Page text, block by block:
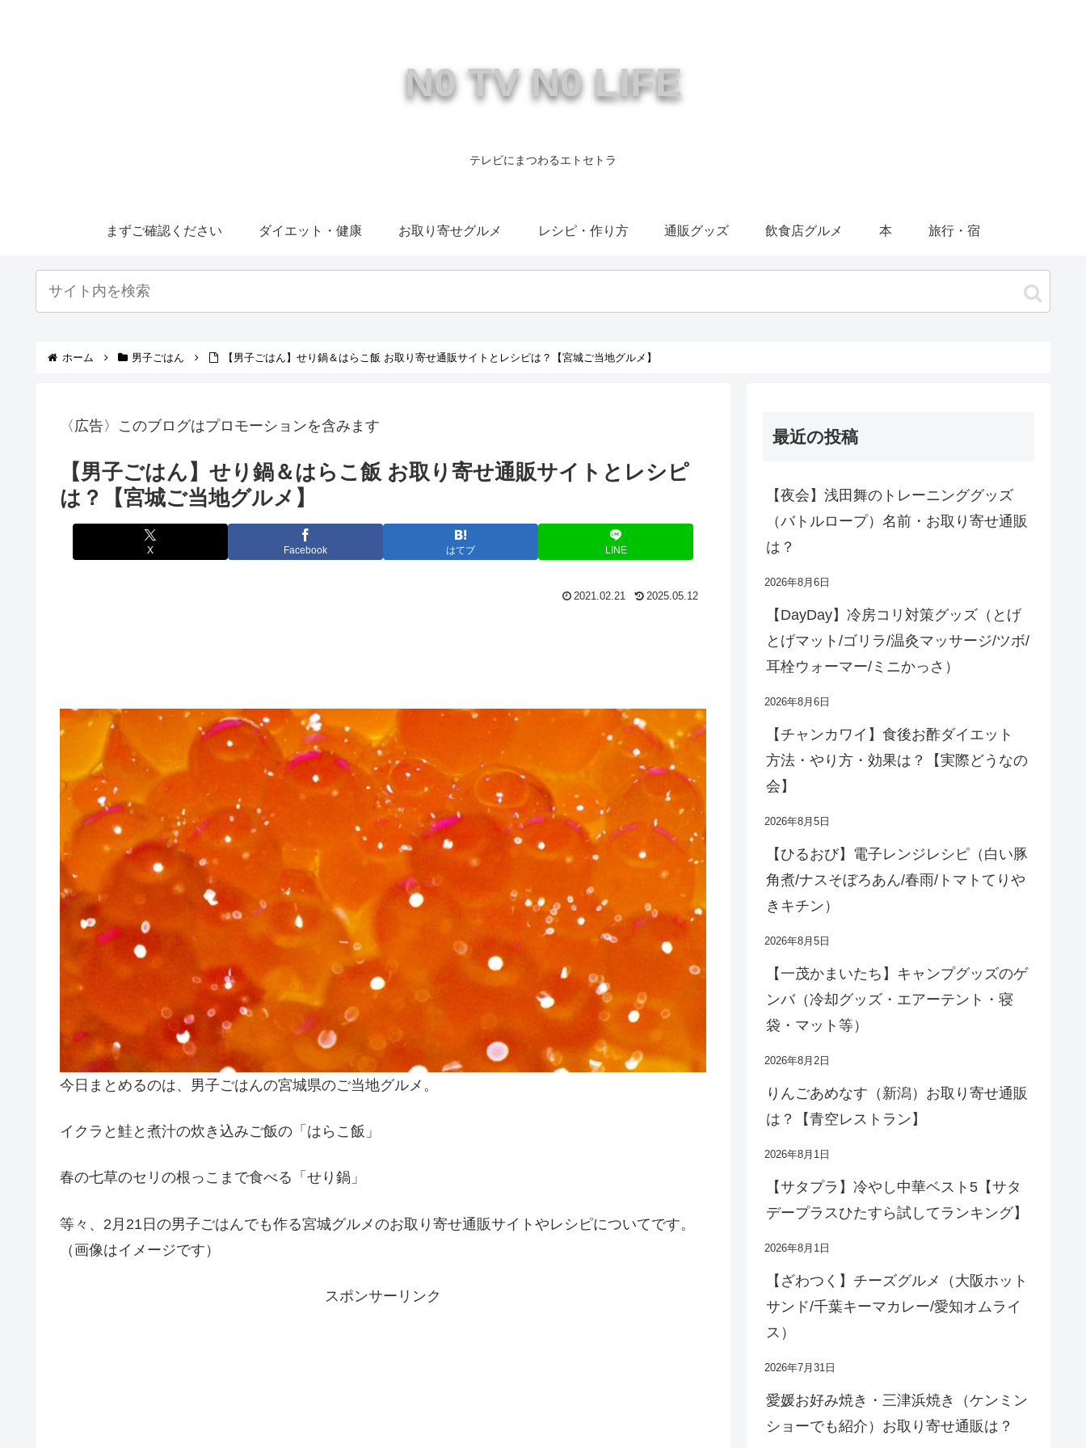
N0 TV N0 LIFE
テレビにまつわるエトセトラ
まずご確認ください ダイエット・健康 お取り寄せグルメ レシピ・作り方 通販グッズ 飲食店グルメ 本 旅行・宿
ホーム 男子ごはん 【男子ごはん】せり鍋＆はらこ飯 お取り寄せ通販サイトとレシピは？【宮城ご当地グルメ】
〈広告〉このブログはプロモーションを含みます
【男子ごはん】せり鍋＆はらこ飯 お取り寄せ通販サイトとレシピ
は？【宮城ご当地グルメ】
X Facebook はてブ LINE
2021.02.21 2025.05.12
今日まとめるのは、男子ごはんの宮城県のご当地グルメ。
イクラと鮭と煮汁の炊き込みご飯の「はらこ飯」
春の七草のセリの根っこまで食べる「せり鍋」
等々、2月21日の男子ごはんでも作る宮城グルメのお取り寄せ通販サイトやレシピについてです。
（画像はイメージです）
スポンサーリンク
最近の投稿
【夜会】浅田舞のトレーニンググッズ
（バトルロープ）名前・お取り寄せ通販
は？
2026年8月6日
【DayDay】冷房コリ対策グッズ（とげ
とげマット/ゴリラ/温灸マッサージ/ツボ/
耳栓ウォーマー/ミニかっさ）
2026年8月6日
【チャンカワイ】食後お酢ダイエット
方法・やり方・効果は？【実際どうなの
会】
2026年8月5日
【ひるおび】電子レンジレシピ（白い豚
角煮/ナスそぼろあん/春雨/トマトてりや
きキチン）
2026年8月5日
【一茂かまいたち】キャンプグッズのゲ
ンバ（冷却グッズ・エアーテント・寝
袋・マット等）
2026年8月2日
りんごあめなす（新潟）お取り寄せ通販
は？【青空レストラン】
2026年8月1日
【サタプラ】冷やし中華ベスト5【サタ
デープラスひたすら試してランキング】
2026年8月1日
【ざわつく】チーズグルメ（大阪ホット
サンド/千葉キーマカレー/愛知オムライ
ス）
2026年7月31日
愛媛お好み焼き・三津浜焼き（ケンミン
ショーでも紹介）お取り寄せ通販は？